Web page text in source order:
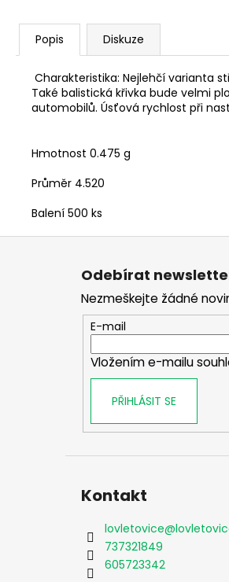
Popis Diskuze
Charakteristika: Nejlehčí varianta
Také balistická křivka bude velmi
automobilů. Úsťová rychlost při
Hmotnost 0.475 g
Průměr 4.520
Balení 500 ks
Z
Odebírat
Nezmeškejte žádné
E-mail
Vložením e-mailu
PŘIHLÁSIT SE
Kontakt
lovletovice@
737321849
605723342